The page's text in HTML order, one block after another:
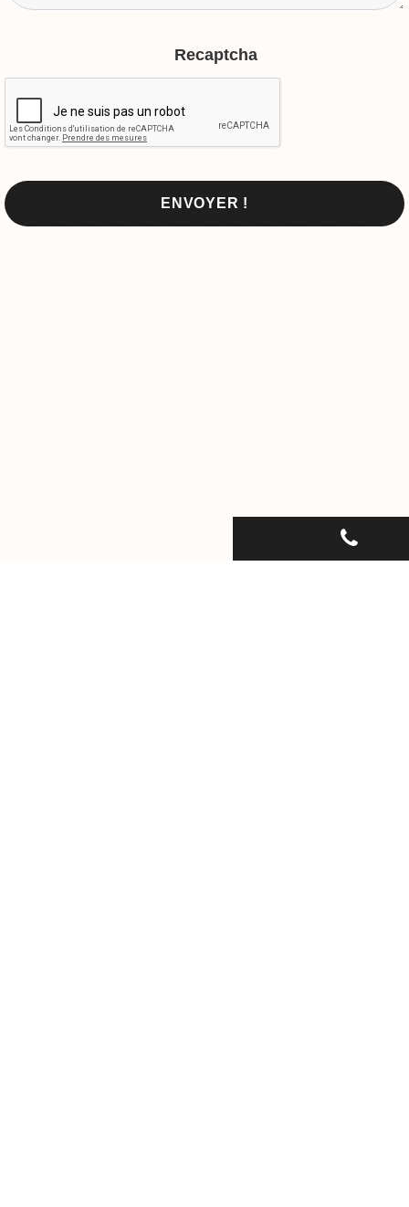
Recaptcha